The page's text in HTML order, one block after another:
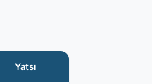
Yatsı